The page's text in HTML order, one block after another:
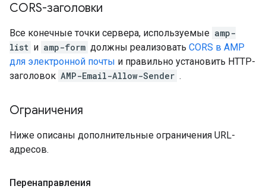
CORS-заголовки
Все конечные точки сервера, используемые amp-
list и amp-form должны реализовать CORS в AMP
для электронной почты и правильно установить HTTP-
заголовок AMP-Email-Allow-Sender .
Ограничения
Ниже описаны дополнительные ограничения URL-
адресов.
Перенаправления